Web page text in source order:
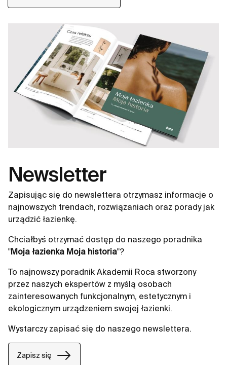
czy dekorację.
Newsletter
Zapisując się do newslettera otrzymasz informacje o
najnowszych trendach, rozwiązaniach oraz porady jak
urządzić łazienkę.
Chciałbyś otrzymać dostęp do naszego poradnika
"Moja łazienka Moja historia"?
To najnowszy poradnik Akademii Roca stworzony
przez naszych ekspertów z myślą osobach
zainteresowanych funkcjonalnym, estetycznym i
ekologicznym urządzeniem swojej łazienki.
Wystarczy zapisać się do naszego newslettera.
Zapisz się